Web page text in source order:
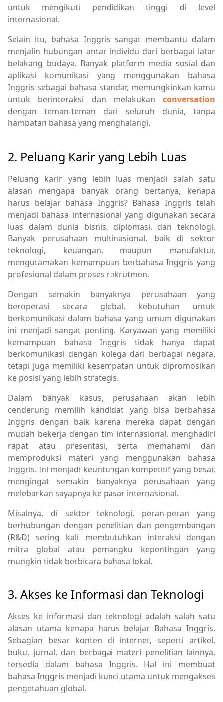
untuk mengikuti pendidikan tinggi di level
internasional.
Selain itu, bahasa Inggris sangat membantu dalam
menjalin hubungan antar individu dari berbagai latar
belakang budaya. Banyak platform media sosial dan
aplikasi komunikasi yang menggunakan bahasa
Inggris sebagai bahasa standar, memungkinkan kamu
untuk berinteraksi dan melakukan conversation
dengan teman-teman dari seluruh dunia, tanpa
hambatan bahasa yang menghalangi.
2. Peluang Karir yang Lebih Luas
Peluang karir yang lebih luas menjadi salah satu
alasan mengapa banyak orang bertanya, kenapa
harus belajar bahasa Inggris? Bahasa Inggris telah
menjadi bahasa internasional yang digunakan secara
luas dalam dunia bisnis, diplomasi, dan teknologi.
Banyak perusahaan multinasional, baik di sektor
teknologi, keuangan, maupun manufaktur,
mengutamakan kemampuan berbahasa Inggris yang
profesional dalam proses rekrutmen.
Dengan semakin banyaknya perusahaan yang
beroperasi secara global, kebutuhan untuk
berkomunikasi dalam bahasa yang umum digunakan
ini menjadi sangat penting. Karyawan yang memiliki
kemampuan bahasa Inggris tidak hanya dapat
berkomunikasi dengan kolega dari berbagai negara,
tetapi juga memiliki kesempatan untuk dipromosikan
ke posisi yang lebih strategis.
Dalam banyak kasus, perusahaan akan lebih
cenderung memilih kandidat yang bisa berbahasa
Inggris dengan baik karena mereka dapat dengan
mudah bekerja dengan tim internasional, menghadiri
rapat atau presentasi, serta memahami dan
memproduksi materi yang menggunakan bahasa
Inggris. Ini menjadi keuntungan kompetitif yang besar,
mengingat semakin banyaknya perusahaan yang
melebarkan sayapnya ke pasar internasional.
Misalnya, di sektor teknologi, peran-peran yang
berhubungan dengan penelitian dan pengembangan
(R&D) sering kali membutuhkan interaksi dengan
mitra global atau pemangku kepentingan yang
mungkin tidak berbicara bahasa lokal.
3. Akses ke Informasi dan Teknologi
Akses ke informasi dan teknologi adalah salah satu
alasan utama kenapa harus belajar Bahasa Inggris.
Sebagian besar konten di internet, seperti artikel,
buku, jurnal, dan berbagai materi penelitian lainnya,
tersedia dalam bahasa Inggris. Hal ini membuat
bahasa Inggris menjadi kunci utama untuk mengakses
pengetahuan global.